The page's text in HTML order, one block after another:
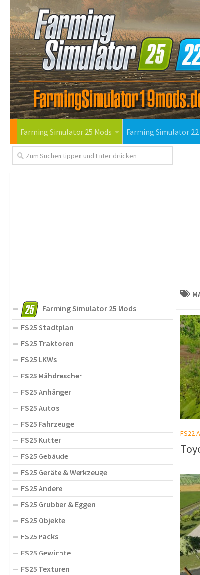
Farming Simulator 25 Mods Farming Simulator 22
FS22
Farming Simulator 25 Mods
FS25 Stadtplan
FS25 Traktoren
FS25 LKWs
FS25 Mähdrescher
FS25 Anhänger
FS25 Autos
FS25 Fahrzeuge
FS25 Kutter
FS25 Gebäude
FS25 Geräte & Werkzeuge
FS25 Andere
FS25 Grubber & Eggen
FS25 Objekte
FS25 Packs
FS25 Gewichte
FS25 Texturen